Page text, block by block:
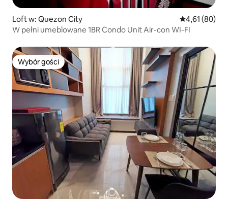
Loft w: Quezon City Średnia
4,61 (80)
W pełni umeblowane 1BR Condo Unit Air-con WI-FI
Wybór gości
Wybór gości